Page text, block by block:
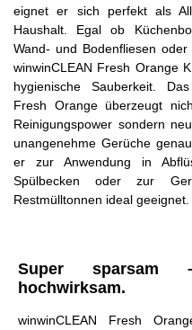
eignet er sich perfekt als
Haushalt. Egal ob
Wand- und Bodenfliesen
winwinCLEAN Fresh Orange
hygienische Sauberkeit.
Fresh Orange überzeugt
Reinigungspower sondern
unangenehme Gerüche
er zur Anwendung in
Spülbecken oder zur
Restmülltonnen ideal geeignet.
Super sparsam
hochwirksam.
winwinCLEAN Fresh